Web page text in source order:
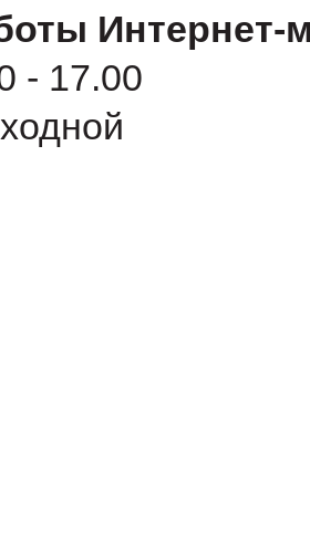
Интернет-
- 17.00